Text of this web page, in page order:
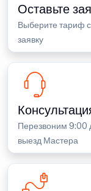
Оставьте
Выберите тариф
заявку
Перезвоним 9:00
выезд Мастера